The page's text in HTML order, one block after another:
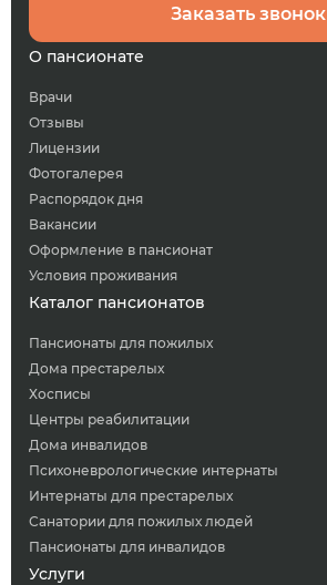
Заказать звонок
О пансионате
Врачи
Отзывы
Лицензии
Фотогалерея
Распорядок дня
Вакансии
Оформление в пансионат
Условия проживания
Каталог пансионатов
Пансионаты для пожилых
Дома престарелых
Хосписы
Центры реабилитации
Дома инвалидов
Психоневрологические интернаты
Интернаты для престарелых
Санатории для пожилых людей
Пансионаты для инвалидов
Услуги